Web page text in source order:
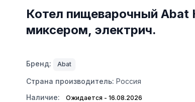
Котел пищеварочный
миксером, электрич.
Бренд: Abat
Страна производитель: Россия
Наличие:
Ожидается - 16.08.2026